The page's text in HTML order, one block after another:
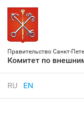
Правительство
Комитет по
RU EN